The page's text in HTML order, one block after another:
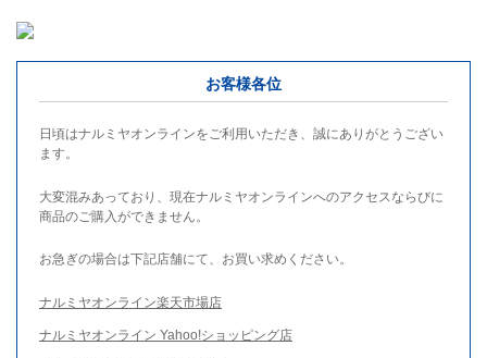
お客様各位
日頃はナルミヤオンラインをご利用いただき、誠にありがとうござい
ます。
大変混みあっており、現在ナルミヤオンラインへのアクセスならびに
商品のご購入ができません。
お急ぎの場合は下記店舗にて、お買い求めください。
ナルミヤオンライン楽天市場店
ナルミヤオンライン Yahoo!ショッピング店